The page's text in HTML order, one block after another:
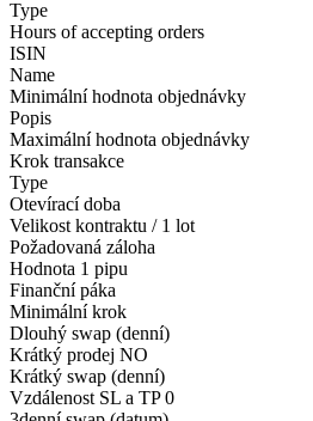
Type
Hours of accepting orders
ISIN
Name
Minimální hodnota objednávky
Popis
Maximální hodnota objednávky
Krok transakce
Type
Otevírací doba
Velikost kontraktu / 1 lot
Požadovaná záloha
Hodnota 1 pipu
Finanční páka
Minimální krok
Dlouhý swap (denní)
Krátký prodej NO
Krátký swap (denní)
Vzdálenost SL a TP 0